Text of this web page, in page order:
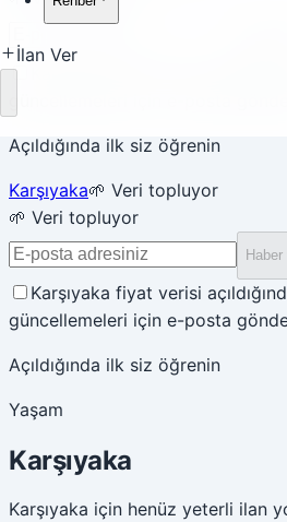
İlan Ver
Açıldığında ilk siz öğrenin
Karşıyaka🌱 Veri topluyor
🌱 Veri topluyor
Karşıyaka fiyat verisi
güncellemeleri için e-posta
Açıldığında ilk siz öğrenin
Yaşam
Karşıyaka
Karşıyaka için henüz yeterli ilan